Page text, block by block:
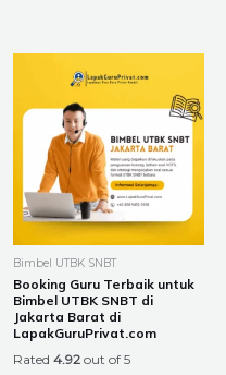
Bimbel UTBK SNBT
Booking Guru Terbaik untuk
Bimbel UTBK SNBT di
Jakarta Barat di
LapakGuruPrivat.com
Rated 4.92 out of 5
through
Rp8.400.000
has
multiple
variants.
The
may
chosen
on
the